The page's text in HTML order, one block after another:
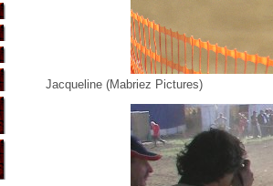
Jacqueline (Mabriez Pictures)